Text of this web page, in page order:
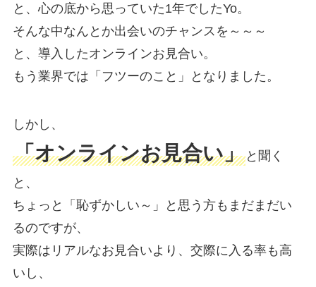
と、心の底から思っていた1年でしたYo。
そんな中なんとか出会いのチャンスを～～～
と、導入したオンラインお見合い。
もう業界では「フツーのこと」となりました。
しかし、
「オンラインお見合い」と聞く
と、
ちょっと「恥ずかしい～」と思う方もまだまだい
るのですが、
実際はリアルなお見合いより、交際に入る率も高
いし、